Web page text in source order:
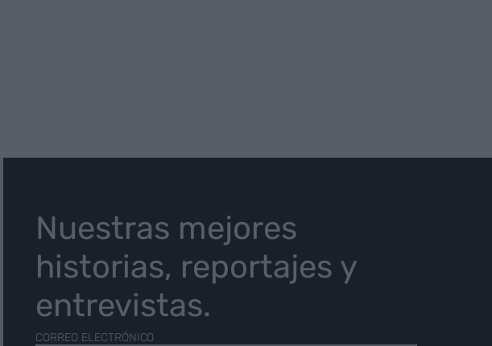
Nuestras mejores
historias, reportajes y
entrevistas.
CORREO ELECTRÓNICO